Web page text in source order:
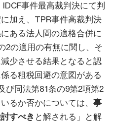
事件最高裁判決にて判
加え、TPR事件高裁判決
ある法人間の適格合併に
2の適用の有無に関し、そ
少させる結果となると認
る租税回避の意図がある
び同法第81条の9第2項第2
るか否かについては、 事
すべき と解される」と解